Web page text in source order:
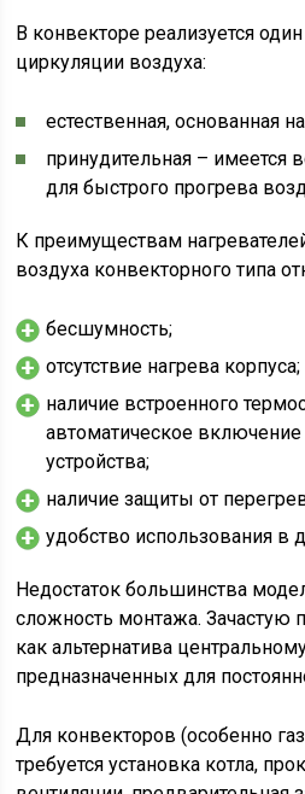
В конвекторе реализуется
циркуляции воздуха:
естественная, основанная
принудительная – имеется
для быстрого прогрева
К преимуществам
воздуха конвекторного типа
бесшумность;
отсутствие нагрева корпуса;
наличие встроенного
автоматическое
устройства;
наличие защиты от
удобство использования в
Недостаток большинства
сложность монтажа. Зачастую
как альтернатива
предназначенных для
Для конвекторов (особенно
требуется установка котла,